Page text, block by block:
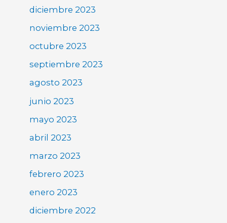
diciembre 2023
noviembre 2023
octubre 2023
septiembre 2023
agosto 2023
junio 2023
mayo 2023
abril 2023
marzo 2023
febrero 2023
enero 2023
diciembre 2022